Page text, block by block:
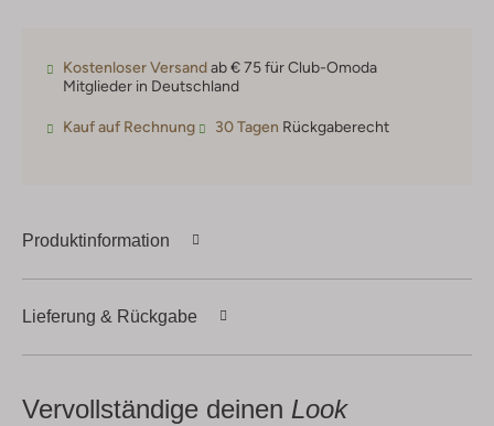
Kostenloser Versandab € 75 für Club-Omoda
Mitglieder in Deutschland
Kauf auf Rechnung 30 Tagen Rückgaberecht
Produktinformation
Lieferung & Rückgabe
Vervollständige deinen Look